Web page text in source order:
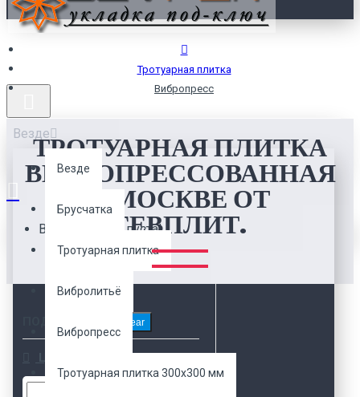
Везде
Везде
Брусчатка
Тротуарная плитка
Вибролитьё
Вибропресс
Тротуарная плитка 300х300 мм
Ваша корзина пуста!
Тротуарная плитка
Вибропресс
ТРОТУАРНАЯ ПЛИТКА
ВИБРОПРЕССОВАННАЯ
В МОСКВЕ ОТ
ГЕВПЛИТ.
Clear
Цена